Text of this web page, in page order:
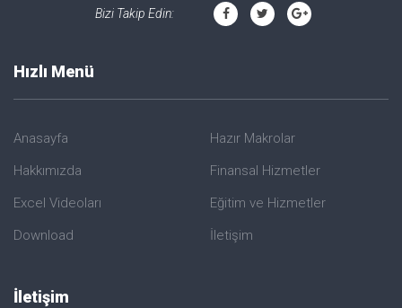
Bizi Takip Edin:
Hızlı Menü
Anasayfa
Hakkımızda
Excel Videoları
Download
Hazır Makrolar
Finansal Hizmetler
Eğitim ve Hizmetler
İletişim
İletişim